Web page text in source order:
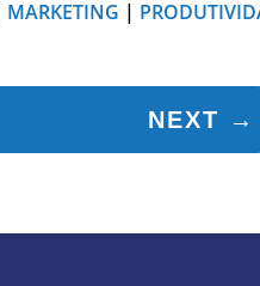
MARKETING |
NEXT →